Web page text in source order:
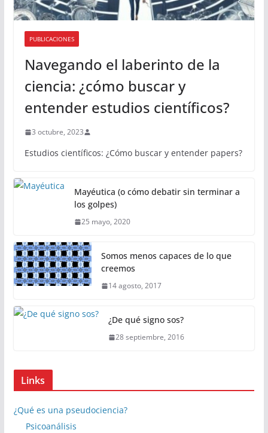
PUBLICACIONES
Navegando el laberinto de la
ciencia: ¿cómo buscar y
entender estudios científicos?
3 octubre, 2023
Estudios científicos: ¿Cómo buscar y entender papers?
Mayéutica (o cómo debatir sin terminar a
los golpes)
25 mayo, 2020
Somos menos capaces de lo que
creemos
14 agosto, 2017
¿De qué signo sos?
28 septiembre, 2016
Links
¿Qué es una pseudociencia?
Psicoanálisis